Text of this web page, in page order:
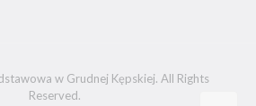
w Grudnej Kępskiej. All Rights
Reserved.